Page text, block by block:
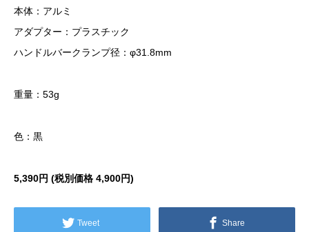
本体：アルミ
アダプター：プラスチック
ハンドルバークランプ径：φ31.8mm
重量：53g
色：黒
5,390円 (税別価格 4,900円)
Tweet Share